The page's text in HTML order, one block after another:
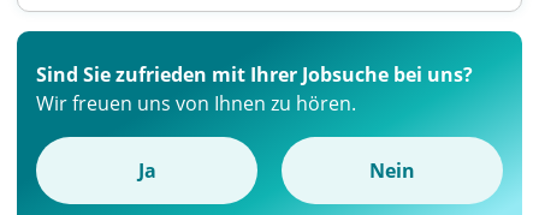
Sind Sie zufrieden mit Ihrer Jobsuche bei uns?
Wir freuen uns von Ihnen zu hören.
Ja Nein